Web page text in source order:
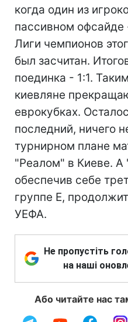
когда один из
пассивном офсайде
Лиги чемпионов
был засчитан.
поединка - 1:1.
киевляне
еврокубках.
последний, ничего
турнирном плане
"Реалом" в Киеве. А
обеспечив себе
группе Е,
УЕФА.
Не пропустіть
на наші
Або читайте нас